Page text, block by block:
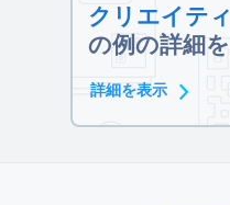
クリエイテ
の例の詳細
詳細を表示